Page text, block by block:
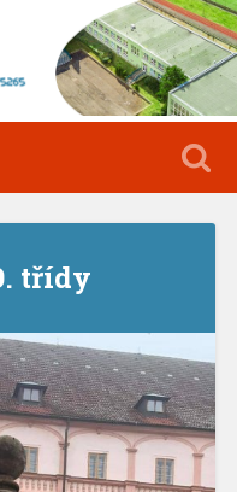
třídy